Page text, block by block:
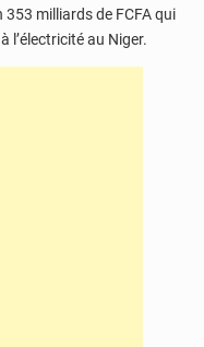
353 milliards de FCFA qui
l’électricité au Niger.